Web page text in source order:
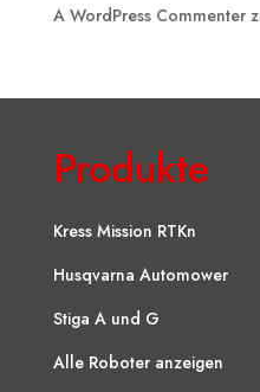
A WordPress Commenter
Produkte
Kress Mission RTKn
Husqvarna Automower
Stiga A und G
Alle Roboter anzeigen